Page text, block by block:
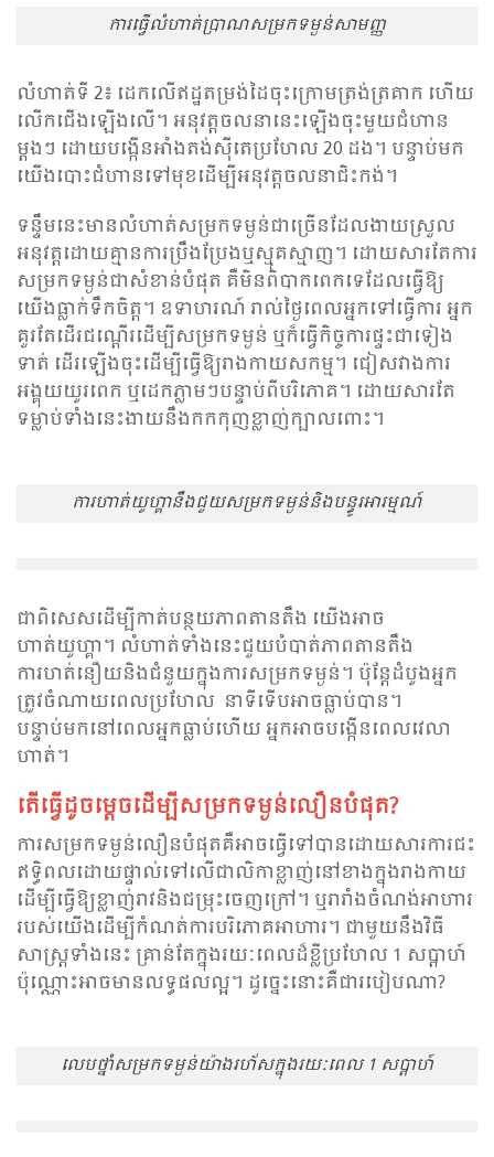
ការធ្វើលំហាត់ប្រាណសម្រកទម្ងន់សាមញ្ញ
លំហាត់ទី 2៖ ដេកលើឥដ្ឋតម្រង់ដៃចុះក្រោមត្រង់ត្រគាក ហើយ
លើកជើងឡើងលើ។ អនុវត្តចលនានេះឡើងចុះមួយជំហាន
ម្តងៗ ដោយបង្កើនអាំងតង់ស៊ីតេប្រហែល 20 ដង។ បន្ទាប់មក
យើងបោះជំហានទៅមុខដើម្បីអនុវត្ត​ចលនាជិះកង់។
ទន្ទឹមនេះមានលំហាត់សម្រកទម្ងន់ជាច្រើនដែលងាយស្រួល
អនុវត្តដោយគ្មានការប្រឹងប្រែងឬស្មុគស្មាញ។ ដោយសារតែការ
សម្រកទម្ងន់ជាសំខាន់បំផុត គឺមិនពិបាកពេកទេដែលធ្វើឱ្យ
យើងធ្លាក់ទឹកចិត្ត។ ឧទាហរណ៍ រាល់ថ្ងៃពេលអ្នកទៅធ្វើការ អ្នក
គួរតែដើរជណ្តើរដើម្បីសម្រកទម្ងន់ ឬក៏ធ្វើកិច្ចការផ្ទះ​ជា​ទៀង​
ទាត់ ដើរ​ឡើង​ចុះដើម្បីធ្វើឱ្យរាងកាយសកម្ម។ ជៀសវាងការ
អង្គុយយូរពេក ឬដេកភ្លាមៗបន្ទាប់ពីបរិភោគ។ ដោយសារតែ
ទម្លាប់ទាំងនេះងាយនឹងកកកុញខ្លាញ់ក្បាលពោះ។
ការ​ហាត់​យូហ្គានឹង​ជួយសម្រក​ទម្ងន់​និង​បន្ធូរ​អារម្មណ៍
ជាពិសេសដើម្បីកាត់បន្ថយភាពតានតឹង យើងអាច
ហាត់យូហ្គា។ លំហាត់ទាំងនេះជួយបំបាត់ភាពតានតឹង
ការហត់នឿយនិងជំនួយក្នុងការសម្រកទម្ងន់។ ប៉ុន្តែដំបូងអ្នក
ត្រូវចំណាយពេលប្រហែល នាទីទើបអាចធ្លាប់បាន។
បន្ទាប់មកនៅពេលអ្នកធ្លាប់​ហើយ អ្នកអាចបង្កើនពេលវេលា
ហាត់។
តើធ្វើដូចម្តេចដើម្បីសម្រកទម្ងន់លឿនបំផុត?
ការសម្រកទម្ងន់លឿនបំផុតគឺអាចធ្វើទៅបានដោយសារការជះ
ឥទ្ធិពលដោយផ្ទាល់ទៅលើជាលិកាខ្លាញ់នៅខាងក្នុងរាងកាយ
ដើម្បី​ធ្វើ​ឱ្យ​ខ្លាញ់​រាវនិង​ជម្រុះចេញ​ក្រៅ។ ឬរារាំងចំណង់អាហារ
របស់យើងដើម្បីកំណត់ការបរិភោគអាហារ។ ជាមួយនឹងវិធី
សាស្រ្តទាំងនេះ គ្រាន់តែក្នុងរយៈពេលដ៏ខ្លីប្រហែល 1 សប្តាហ៍
ប៉ុណ្ណោះអាច​មានលទ្ធផលល្អ។ ដូច្នេះនោះគឺ​ជារបៀប​ណា?
លេបថ្នាំសម្រកទម្ងន់យ៉ាងរហ័សក្នុងរយៈពេល 1 សប្តាហ៍